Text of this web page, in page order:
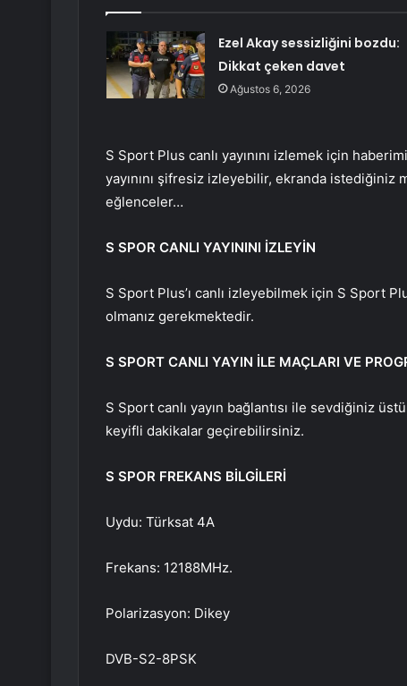
Ezel Akay sessizliğini bozdu:
Dikkat çeken davet
Ağustos 6, 2026
S Sport Plus canlı yayınını izlemek için
yayınını şifresiz izleyebilir, ekranda istediğiniz
eğlenceler…
S SPOR CANLI YAYININI İZLEYİN
S Sport Plus’ı canlı izleyebilmek için S Sport
olmanız gerekmektedir.
S SPORT CANLI YAYIN İLE MAÇLARI VE
S Sport canlı yayın bağlantısı ile sevdiğiniz
keyifli dakikalar geçirebilirsiniz.
S SPOR FREKANS BİLGİLERİ
Uydu: Türksat 4A
Frekans: 12188MHz.
Polarizasyon: Dikey
DVB-S2-8PSK